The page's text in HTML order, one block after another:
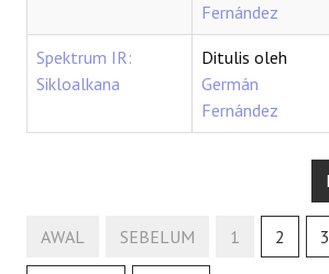
Fernández
Spektrum IR:
Sikloalkana
Ditulis oleh
Germán
Fernández
AWAL SEBELUM 1 2 3